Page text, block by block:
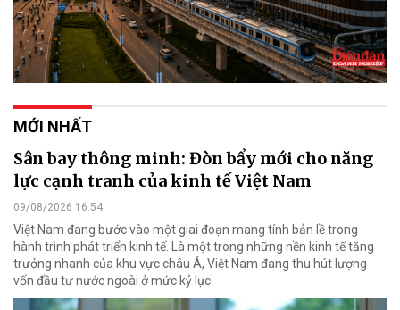
MỚI NHẤT
Sân bay thông minh: Đòn bẩy mới cho năng
lực cạnh tranh của kinh tế Việt Nam
09/08/2026 16:54
Việt Nam đang bước vào một giai đoạn mang tính bản lề trong
hành trình phát triển kinh tế. Là một trong những nền kinh tế tăng
trưởng nhanh của khu vực châu Á, Việt Nam đang thu hút lượng
vốn đầu tư nước ngoài ở mức kỷ lục.